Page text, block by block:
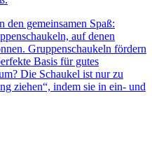
den gemeinsamen Spaß:
auf denen
Gruppenschaukeln fördern
Basis für gutes
Die Schaukel ist nur zu
ziehen“, indem sie in ein- und